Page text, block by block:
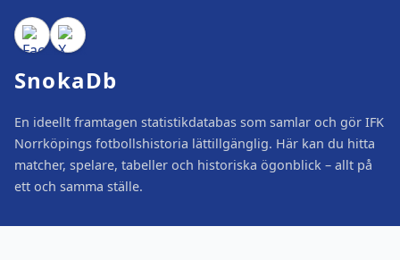
SnokaDb
En ideellt framtagen statistikdatabas som samlar och gör IFK
Norrköpings fotbollshistoria lättillgänglig. Här kan du hitta
matcher, spelare, tabeller och historiska ögonblick – allt på
ett och samma ställe.